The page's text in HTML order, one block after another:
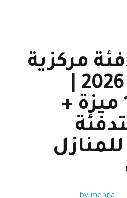
مركزية
أفضل 12 ميزة +
by menna